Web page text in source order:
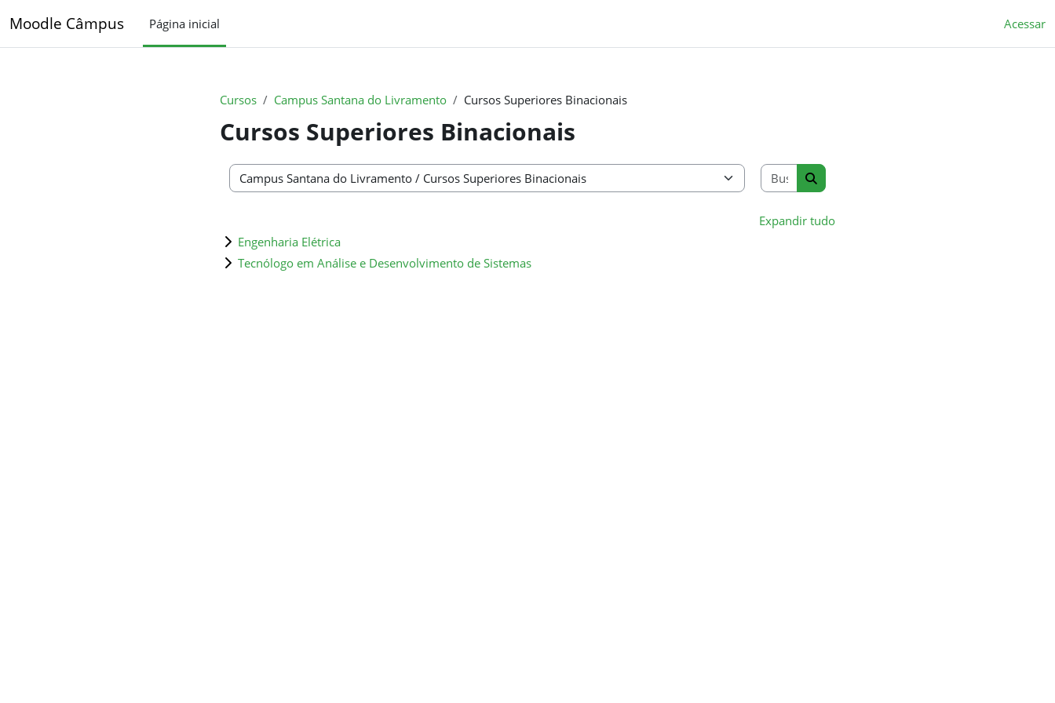
Moodle Câmpus Página inicial Acessar
Cursos Campus Santana do Livramento Cursos Superiores Binacionais
Cursos Superiores Binacionais
Categorias de Cursos
Buscar cursos
Buscar cursos
Expandir tudo
Engenharia Elétrica
Tecnólogo em Análise e Desenvolvimento de Sistemas